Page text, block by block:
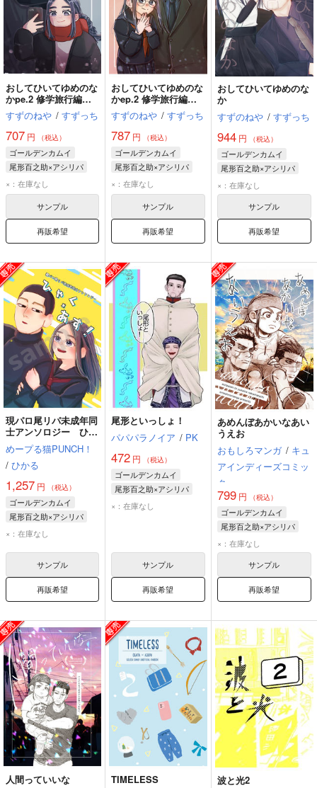
おしてひいてゆめのな
かpe.2 修学旅行編
「下」
すずのねや / すずっち
707 円 （税込）
ゴールデンカムイ
尾形百之助×アシリパ
尾形百之助
×：在庫なし
サンプル
再販希望
おしてひいてゆめのな
かep.2 修学旅行編
『上』
すずのねや / すずっち
787 円 （税込）
ゴールデンカムイ
尾形百之助×アシリパ
尾形百之助
×：在庫なし
サンプル
再販希望
おしてひいてゆめのな
か
すずのねや / すずっち
944円 （税込）
ゴールデンカムイ
尾形百之助×アシリパ
尾形百之助
×：在庫なし
サンプル
再販希望
現パロ尾リパ未成年同
士アンソロジー ひゃ
く×あす！
めープる猫PUNCH！
/ ひかる
1,257 円 （税込）
ゴールデンカムイ
尾形百之助×アシリパ
尾形百之助
×：在庫なし
サンプル
再販希望
尾形といっしょ！
パパパラノイア / PK
472 円 （税込）
ゴールデンカムイ
尾形百之助×アシリパ
尾形百之助
×：在庫なし
サンプル
再販希望
あめんぼあかいなあい
うえお
おもしろマンガ / キュ
アインディーズコミッ
ク
799円 （税込）
ゴールデンカムイ
尾形百之助×アシリパ
杉元佐一
アシリパ
×：在庫なし
サンプル
再販希望
人間っていいな
TIMELESS
波と光2